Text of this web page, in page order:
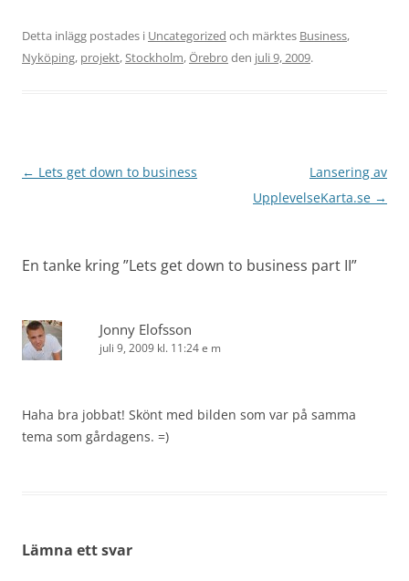
Detta inlägg postades i Uncategorized och märktes Business,
Nyköping, projekt,Stockholm,Örebro den juli 9, 2009.
Inläggsnavigering
← Lets get down to business
Lansering av
UpplevelseKarta.se →
En tanke kring ”Lets get down to business part II”
Jonny Elofsson
juli 9, 2009 kl. 11:24 e m
Haha bra jobbat! Skönt med bilden som var på samma
tema som gårdagens. =)
Lämna ett svar